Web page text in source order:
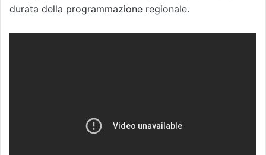
durata della programmazione regionale.